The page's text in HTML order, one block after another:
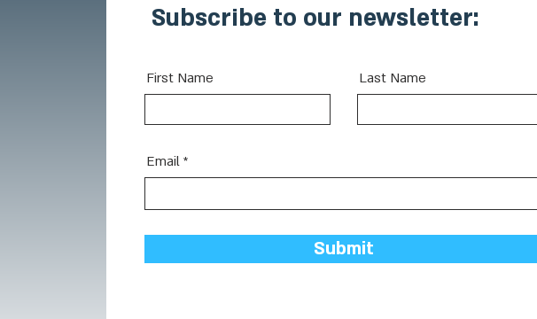
Subscribe to our newsletter:
First Name Last Name
Email
Submit